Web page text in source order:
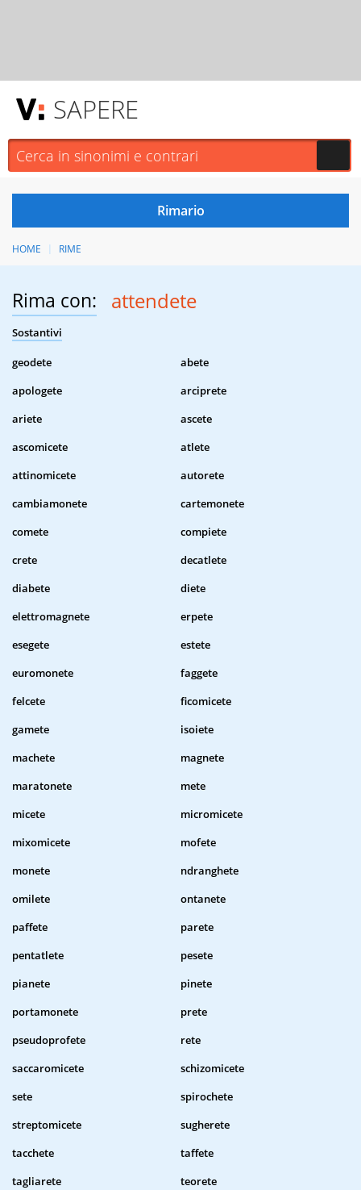
SAPERE
HOME RIME
Rima con: attendete
Sostantivi
geodete
abete
apologete
arciprete
ariete
ascete
ascomicete
atlete
attinomicete
autorete
cambiamonete
cartemonete
comete
compiete
crete
decatlete
diabete
diete
elettromagnete
erpete
esegete
estete
euromonete
faggete
felcete
ficomicete
gamete
isoiete
machete
magnete
maratonete
mete
micete
micromicete
mixomicete
mofete
monete
ndranghete
omilete
ontanete
paffete
parete
pentatlete
pesete
pianete
pinete
portamonete
prete
pseudoprofete
rete
saccaromicete
schizomicete
sete
spirochete
streptomicete
sugherete
tacchete
taffete
tagliarete
teorete